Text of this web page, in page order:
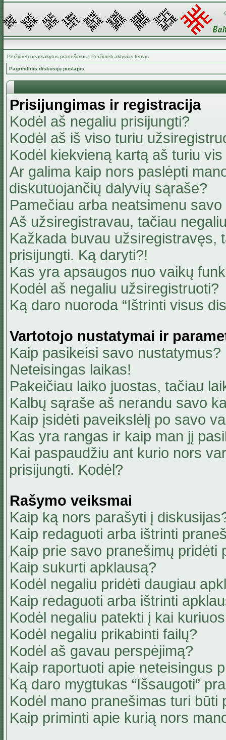
Peržiūrėti neatsakytus pranešimus | Peržiūrėti aktyvias temas
Pagrindinis diskusijų puslapis
Prisijungimas ir registracija
Kodėl aš negaliu prisijungti?
Kodėl aš iš viso turiu
Kodėl kiekvieną kartą aš turiu
Ar galima kaip nors paslėpti
diskutuojančių dalyvių sąraše?
Pamečiau arba neatsimenu
Aš užsiregistravau, tačiau
Kažkada buvau užsiregistravęs,
prisijungti. Ką daryti?!
Kas yra apsaugos nuo vaikų
Kodėl aš negaliu užsiregistruoti?
Ką daro nuoroda “Ištrinti visus
Vartotojo nustatymai ir
Kaip pasikeisi savo nustatymus?
Neteisingas laikas!
Pakeičiau laiko juostas, tačiau
Kalbų sąraše aš nerandu savo
Kaip įsidėti paveikslėlį po savo
Kas yra rangas ir kaip man jį
Kai paspaudžiu ant kurio nors
prisijungti. Kodėl?
Rašymo veiksmai
Kaip ką nors parašyti į
Kaip redaguoti arba ištrinti
Kaip prie savo pranešimų pridėti
Kaip sukurti apklausą?
Kodėl negaliu pridėti daugiau
Kaip redaguoti arba ištrinti
Kodėl negaliu patekti į kai
Kodėl negaliu prikabinti failų?
Kodėl aš gavau perspėjimą?
Kaip raportuoti apie neteisingus
Ką daro mygtukas “Išsaugoti”
Kodėl mano pranešimas turi būti
Kaip priminti apie kurią nors